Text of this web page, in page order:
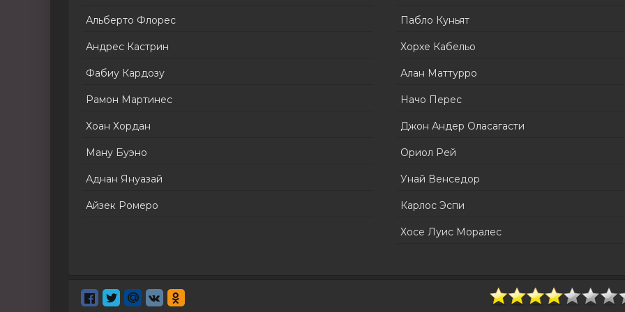
Альберто Флорес
Андрес Кастрин
Фабиу Кардозу
Рамон Мартинес
Хоан Хордан
Ману Буэно
Аднан Януазай
Айзек Ромеро
Пабло Куньят
Хорхе Кабельо
Алан Маттурро
Начо Перес
Джон Андер Оласагасти
Ориол Рей
Унай Венседор
Карлос Эспи
Хосе Луис Моралес